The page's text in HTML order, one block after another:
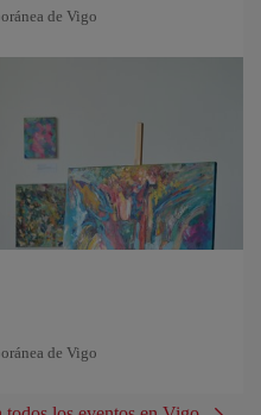
de Vigo
de Vigo